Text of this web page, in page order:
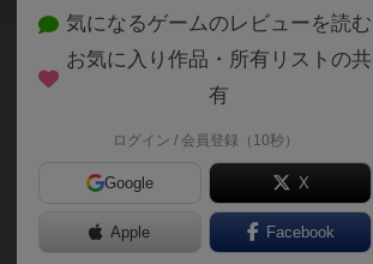
211名 2名 0 3年以上前
気になるゲームのレビューを読む
お気に入り作品・所有リストの共
有
ログイン / 会員登録（10秒）
Google X
Apple Facebook